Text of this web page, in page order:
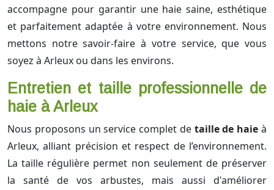
accompagne pour garantir une haie saine, esthétique
et parfaitement adaptée à votre environnement. Nous
mettons notre savoir-faire à votre service, que vous
soyez à Arleux ou dans les environs.
Entretien et taille professionnelle de
haie à Arleux
Nous proposons un service complet de taille de haie à
Arleux, alliant précision et respect de l’environnement.
La taille régulière permet non seulement de préserver
la santé de vos arbustes, mais aussi d'améliorer